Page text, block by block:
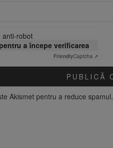
anti-robot
a începe verificarea
FriendlyCaptcha ⇗
Akismet pentru a reduce spamul.